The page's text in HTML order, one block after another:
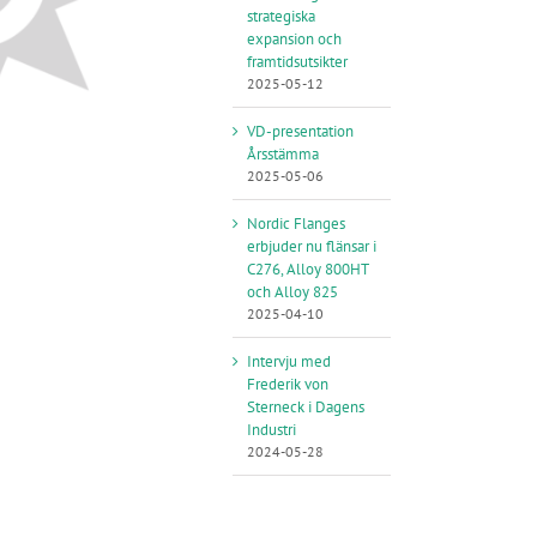
strategiska
expansion och
framtidsutsikter
2025-05-12
VD-presentation
Årsstämma
2025-05-06
Nordic Flanges
erbjuder nu flänsar i
C276, Alloy 800HT
och Alloy 825
2025-04-10
Intervju med
Frederik von
Sterneck i Dagens
Industri
2024-05-28